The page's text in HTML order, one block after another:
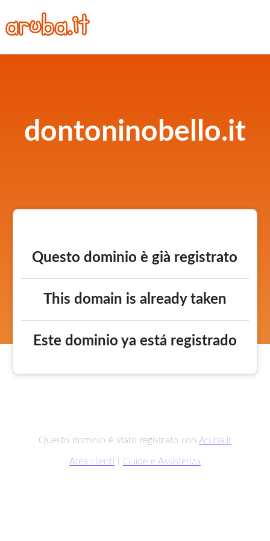
dontoninobello.it
Questo dominio è già registrato
This domain is already taken
Este dominio ya está registrado
Questo dominio è stato registrato con Aruba.it
Area clienti Guide e Assistenza